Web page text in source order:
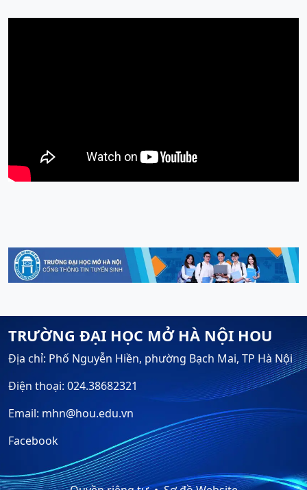
TRƯỜNG ĐẠI HỌC MỞ HÀ NỘI HOU
Địa chỉ: Phố Nguyễn Hiền, phường Bạch Mai, TP Hà Nội
Điện thoại: 024.38682321
Email: mhn@hou.edu.vn
Facebook